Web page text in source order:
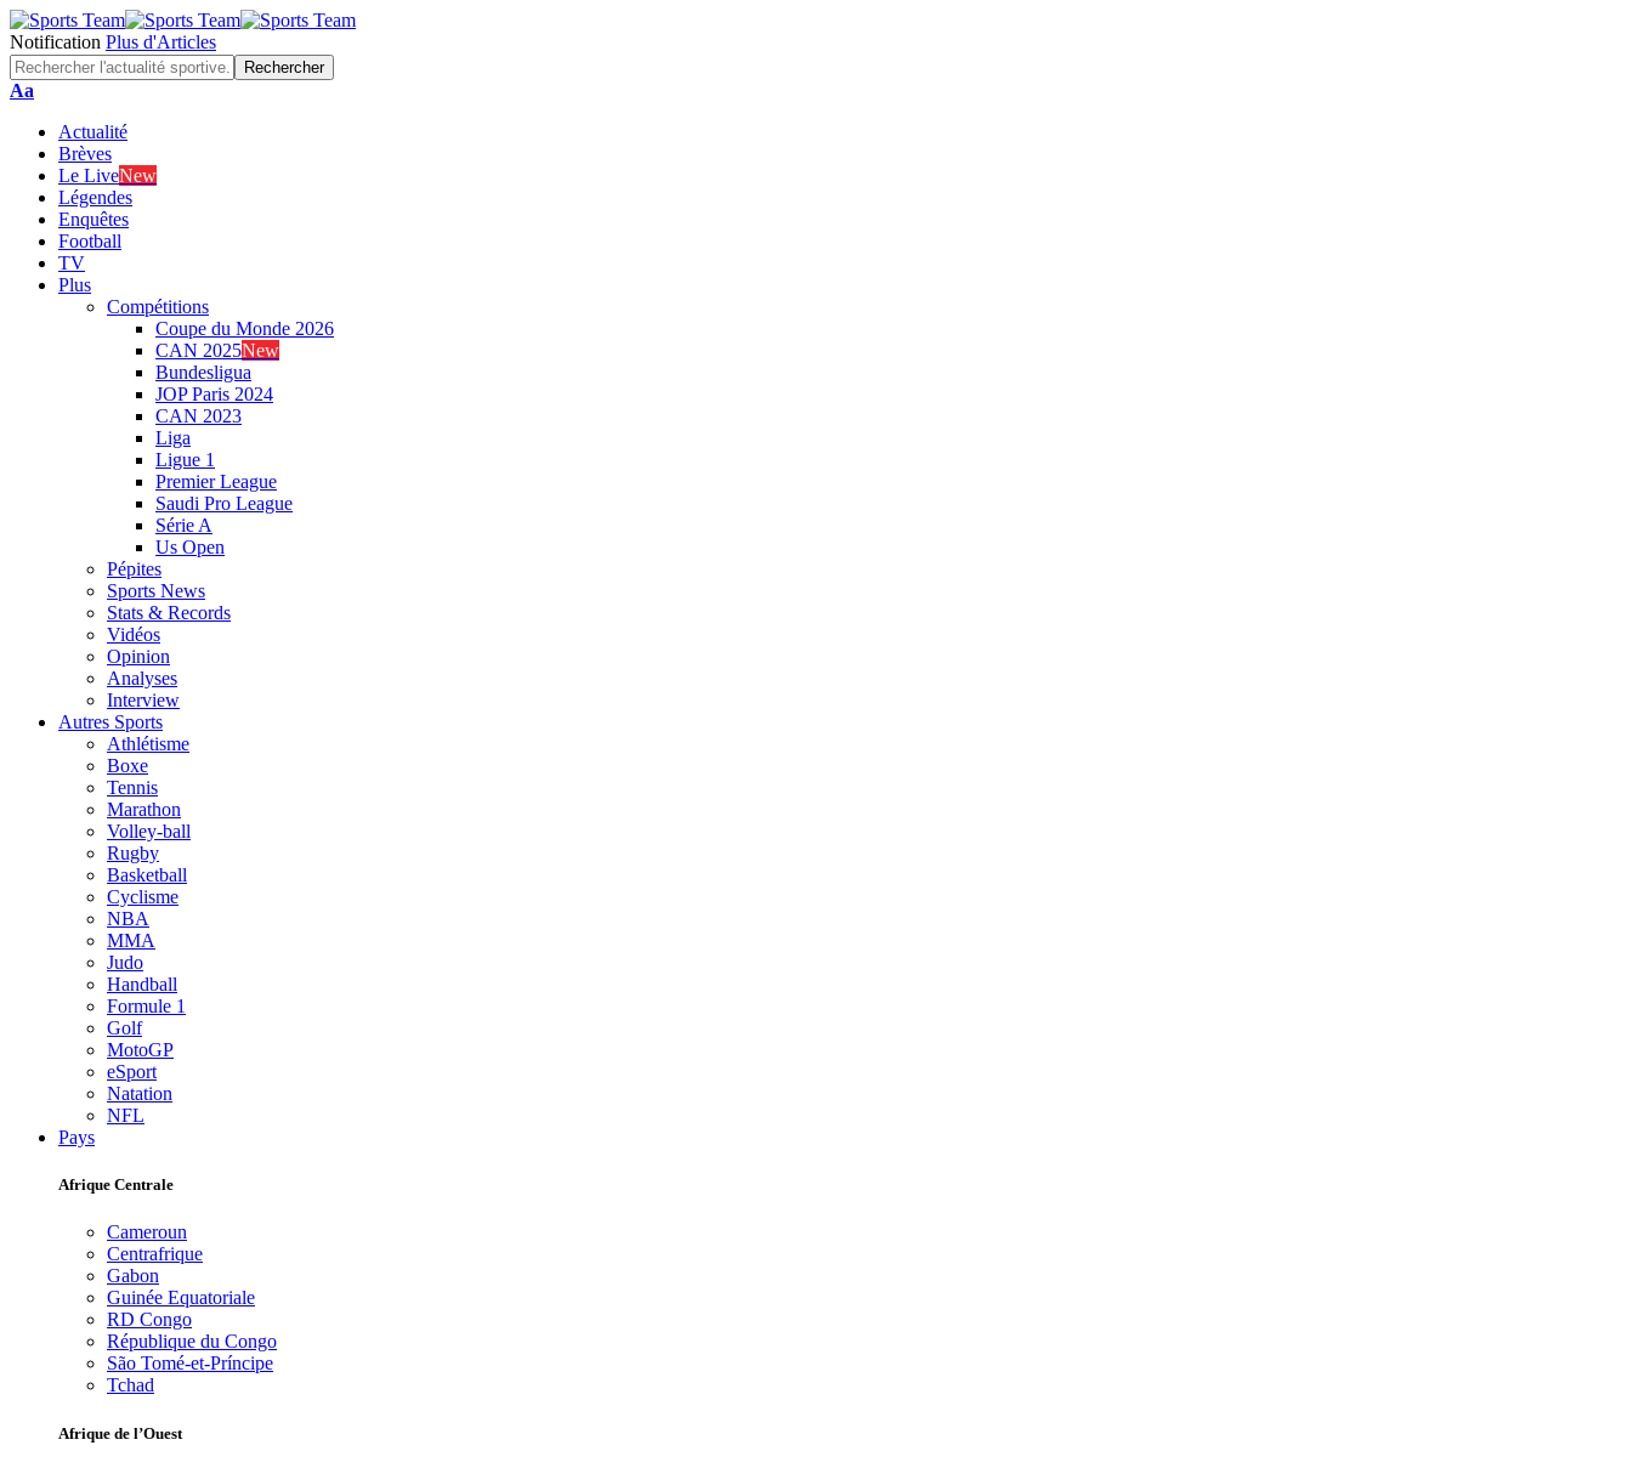
Notification Plus d'Articles
Font
Aa
Actualité
Brèves
Le LiveNew
Légendes
Enquêtes
Football
TV
Plus
Compétitions
Coupe du Monde 2026
CAN 2025New
Bundesligua
JOP Paris 2024
CAN 2023
Liga
Ligue 1
Premier League
Saudi Pro League
Série A
Us Open
Pépites
Sports News
Stats & Records
Vidéos
Opinion
Analyses
Interview
Autres Sports
Athlétisme
Boxe
Tennis
Marathon
Volley-ball
Rugby
Basketball
Cyclisme
NBA
MMA
Judo
Handball
Formule 1
Golf
MotoGP
eSport
Natation
NFL
Pays
Afrique Centrale
Cameroun
Centrafrique
Gabon
Guinée Equatoriale
RD Congo
République du Congo
São Tomé-et-Príncipe
Tchad
Afrique de l’Ouest